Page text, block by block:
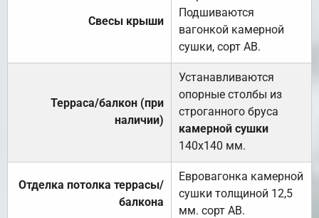
Свесы крыши
Подшиваются
вагонкой камерной
сушки, сорт АВ.
Терраса/балкон (при
наличии)
Устанавливаются
опорные столбы из
строганного бруса
камерной сушки
140х140 мм.
Отделка потолка террасы/
балкона
Евровагонка камерной
сушки толщиной 12,5
мм. сорт АВ.